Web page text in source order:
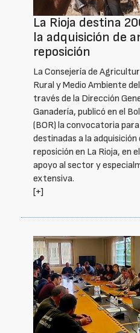
La Rioja destina
la adquisición de
reposición
La Consejería de
Rural y Medio Ambiente
través de la Dirección
Ganadería, publicó en el
(BOR) la convocatoria
destinadas a la adquisición
reposición en La Rioja, en
apoyo al sector y
extensiva.
[+]